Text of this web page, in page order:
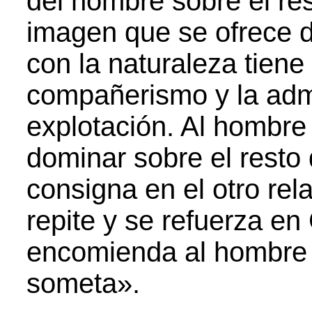
imagen que se ofrece
con la naturaleza
compañerismo y la
explotación. Al
dominar sobre el
consigna en el otro
repite y se refuerza
encomienda al
someta».